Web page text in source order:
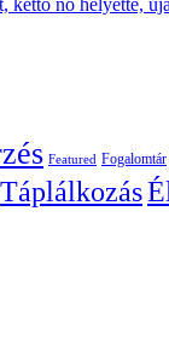
kettő nő helyette,
Featured Fogalomtár
Táplálkozás